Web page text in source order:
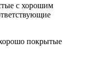
с хорошим
покрытые